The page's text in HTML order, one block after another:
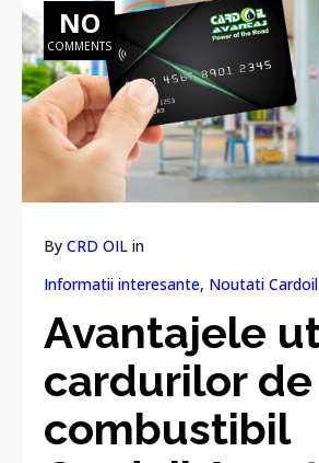
NO
COMMENTS
By CRD OIL in
Informatii interesante, Noutati
Avantajele
cardurilor de
combustibil